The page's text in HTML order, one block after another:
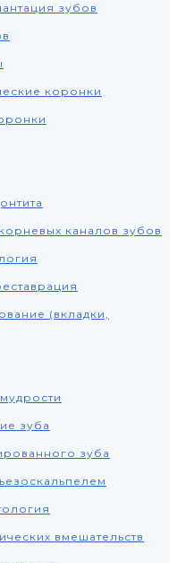
зубов
коронки
каналов зубов
(вкладки,
зуба
зуба
вмешательств